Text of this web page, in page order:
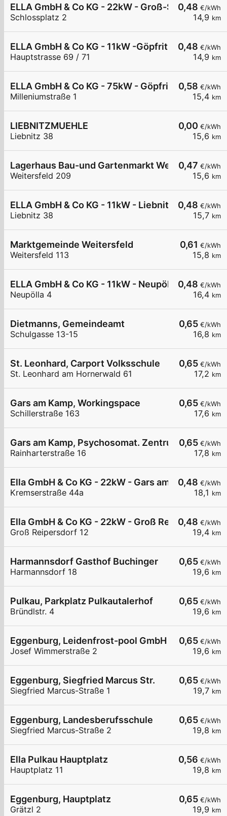
0,48 €/kWh
14,9 km
ELLA GmbH & Co KG - 22kW - Groß-Siegharts -
Schlossplatz 2
0,48 €/kWh
14,9 km
ELLA GmbH & Co KG - 11kW -Göpfritz Nah &
Hauptstrasse 69 / 71
0,58 €/kWh
15,4 km
ELLA GmbH & Co KG - 75kW - Göpfritz Firma
Milleniumstraße 1
0,00 €/kWh
15,6 km
LIEBNITZMUEHLE
Liebnitz 38
0,47 €/kWh
15,6 km
Lagerhaus Bau-und Gartenmarkt Weitersfeld
Weitersfeld 209
0,48 €/kWh
15,7 km
ELLA GmbH & Co KG - 11kW - Liebnitz -
Liebnitz 38
0,61 €/kWh
15,8 km
Marktgemeinde Weitersfeld
Weitersfeld 113
0,48 €/kWh
16,4 km
ELLA GmbH & Co KG - 11kW - Neupölla
Neupölla 4
0,65 €/kWh
16,8 km
Dietmanns, Gemeindeamt
Schulgasse 13-15
0,65 €/kWh
17,2 km
St. Leonhard, Carport Volksschule
St. Leonhard am Hornerwald 61
0,65 €/kWh
17,6 km
Gars am Kamp, Workingspace
Schillerstraße 163
0,65 €/kWh
17,8 km
Gars am Kamp, Psychosomat. Zentrum
Rainharterstraße 16
0,48 €/kWh
18,1 km
Ella GmbH & Co KG - 22kW - Gars am Kamp -
Kremserstraße 44a
0,48 €/kWh
19,4 km
Ella GmbH & Co KG - 22kW - Groß Reipersdorf -
Groß Reipersdorf 12
0,65 €/kWh
19,6 km
Harmannsdorf Gasthof Buchinger
Harmannsdorf 18
0,65 €/kWh
19,6 km
Pulkau, Parkplatz Pulkautalerhof
Bründlstr. 4
0,65 €/kWh
19,6 km
Eggenburg, Leidenfrost-pool GmbH
Josef Wimmerstraße 2
0,65 €/kWh
19,7 km
Eggenburg, Siegfried Marcus Str.
Siegfried Marcus-Straße 1
0,65 €/kWh
19,8 km
Eggenburg, Landesberufsschule
Siegfried Marcus-Straße 2
0,56 €/kWh
19,8 km
Ella Pulkau Hauptplatz
Hauptplatz 11
0,65 €/kWh
19,9 km
Eggenburg, Hauptplatz
Grätzl 2